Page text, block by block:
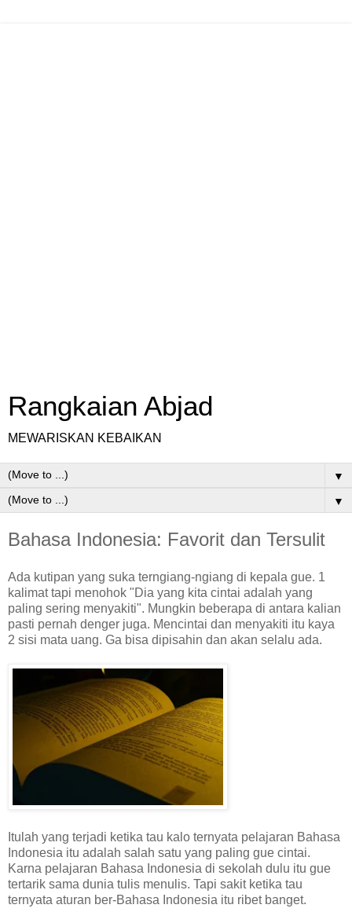
Rangkaian Abjad
MEWARISKAN KEBAIKAN
▼
▼
Bahasa Indonesia: Favorit dan Tersulit
Ada kutipan yang suka terngiang-ngiang di kepala gue. 1
kalimat tapi menohok "Dia yang kita cintai adalah yang
paling sering menyakiti". Mungkin beberapa di antara kalian
pasti pernah denger juga. Mencintai dan menyakiti itu kaya
2 sisi mata uang. Ga bisa dipisahin dan akan selalu ada.
Itulah yang terjadi ketika tau kalo ternyata pelajaran Bahasa
Indonesia itu adalah salah satu yang paling gue cintai.
Karna pelajaran Bahasa Indonesia di sekolah dulu itu gue
tertarik sama dunia tulis menulis. Tapi sakit ketika tau
ternyata aturan ber-Bahasa Indonesia itu ribet banget.